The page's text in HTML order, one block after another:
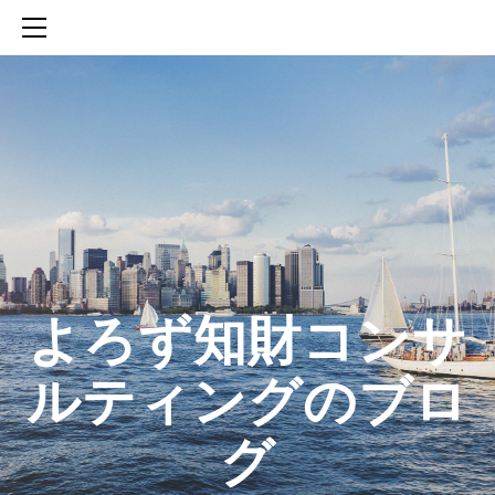
​よろず知財コンサ
ルティングのブロ
グ
SERVICES
知財活動のROICへの貢献
生成AIを活用した知財戦略の策定方法
生成AIとの「壁打ち」で、新たな発明を創出する方法